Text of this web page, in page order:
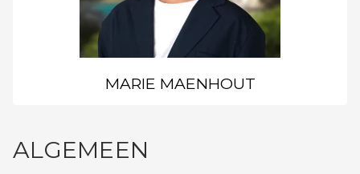
MARIE MAENHOUT
ALGEMEEN